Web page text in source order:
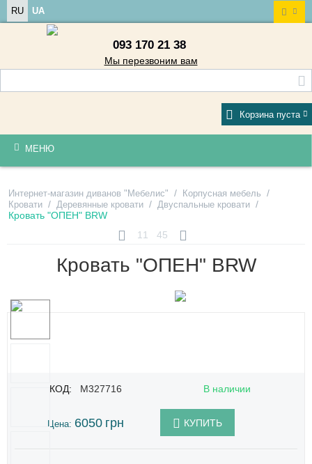
RU UA
093 170 21 38
Мы перезвоним вам
Корзина пуста
МЕНЮ
Интернет-магазин диванов "Мебелис" / Корпусная мебель /
Кровати / Деревянные кровати / Двуспальные кровати /
Кровать "ОПЕН" BRW
11
45
Кровать "ОПЕН" BRW
КОД: M327716 В наличии
Цена: 6050 грн КУПИТЬ